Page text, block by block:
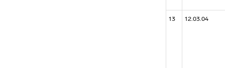
13 12.03.04